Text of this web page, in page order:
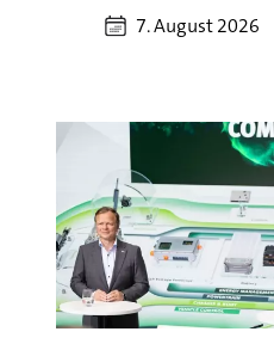
7. August 2026